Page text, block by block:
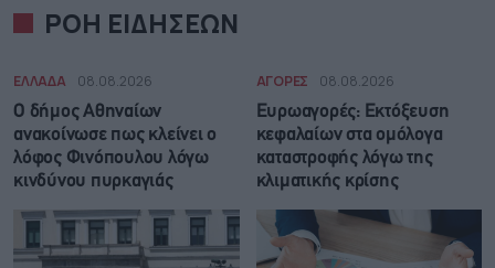
ΡΟΗ ΕΙΔΗΣΕΩΝ
ΕΛΛΑΔΑ 08.08.2026
Ο δήμος Αθηναίων
ανακοίνωσε πως κλείνει ο
λόφος Φινόπουλου λόγω
κινδύνου πυρκαγιάς
ΑΓΟΡΕΣ 08.08.2026
Ευρωαγορές: Εκτόξευση
κεφαλαίων στα ομόλογα
καταστροφής λόγω της
κλιματικής κρίσης